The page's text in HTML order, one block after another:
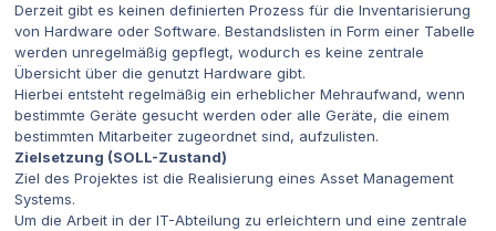
Derzeit gibt es keinen definierten Prozess für die Inventarisierung
von Hardware oder Software. Bestandslisten in Form einer Tabelle
werden unregelmäßig gepflegt, wodurch es keine zentrale
Übersicht über die genutzt Hardware gibt.
Hierbei entsteht regelmäßig ein erheblicher Mehraufwand, wenn
bestimmte Geräte gesucht werden oder alle Geräte, die einem
bestimmten Mitarbeiter zugeordnet sind, aufzulisten.
Zielsetzung (SOLL-Zustand)
Ziel des Projektes ist die Realisierung eines Asset Management
Systems.
Um die Arbeit in der IT-Abteilung zu erleichtern und eine zentrale